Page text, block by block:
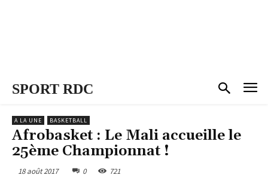
SPORT RDC
A LA UNE BASKETBALL
Afrobasket : Le Mali accueille le
25ème Championnat !
18 août 2017 0 721